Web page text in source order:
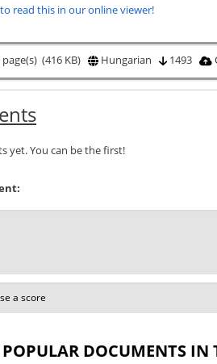
read this in our online viewer!
page(s) (416 KB) Hungarian 1493
yet. You can be the first!
DOCUMENTS IN